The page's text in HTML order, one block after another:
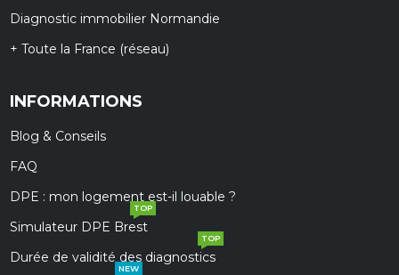
Diagnostic immobilier Normandie
+ Toute la France (réseau)
INFORMATIONS
Blog & Conseils
FAQ
DPE : mon logement est-il louable ?
Simulateur DPE Brest
TOP
Durée de validité des diagnostics
TOP
NEW